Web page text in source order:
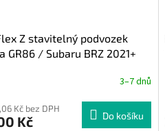
Z stavitelný podvozek
GR86 / Subaru BRZ 2021+
3–7 dnů
Kč bez DPH
Kč Do košíku